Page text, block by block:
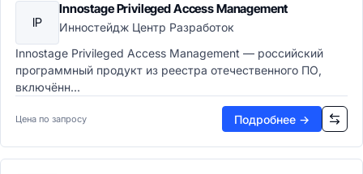
API менеджмент
Message-Oriented Middleware
ИТ-операции (ITSM)
ITSM-системы
Help Desk системы
CMDB системы
IP
Innostage Privileged Access Management
Инностейдж Центр Разработок
Innostage Privileged Access Management — российский
программный продукт из реестра отечественного ПО,
включённ...
Цена по запросу Подробнее →